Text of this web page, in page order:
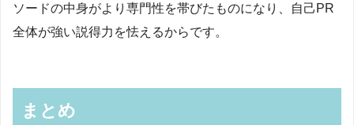
ソードの中身がより専門性を帯びたものになり、自己PR
全体が強い説得力を怯えるからです。
まとめ